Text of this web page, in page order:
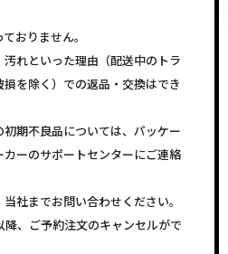
おりません。
れといった理由（配送中のトラ
を除く）での返品・交換はでき
期不良品については、パッケー
ーのサポートセンターにご連絡
社までお問い合わせください。
、ご予約注文のキャンセルがで